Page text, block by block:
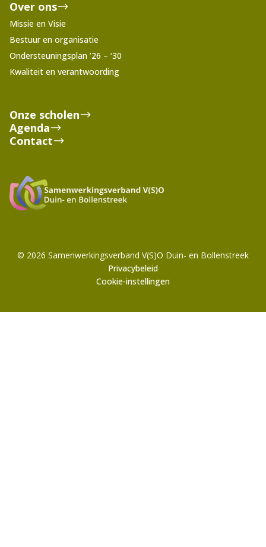
Over ons
Missie en Visie
Bestuur en organisatie
Ondersteuningsplan ’26 – ‘30
Kwaliteit en verantwoording
Onze scholen
Agenda
Contact
© 2026 Samenwerkingsverband V(S)O Duin- en Bollenstreek
Privacybeleid
Cookie-instellingen